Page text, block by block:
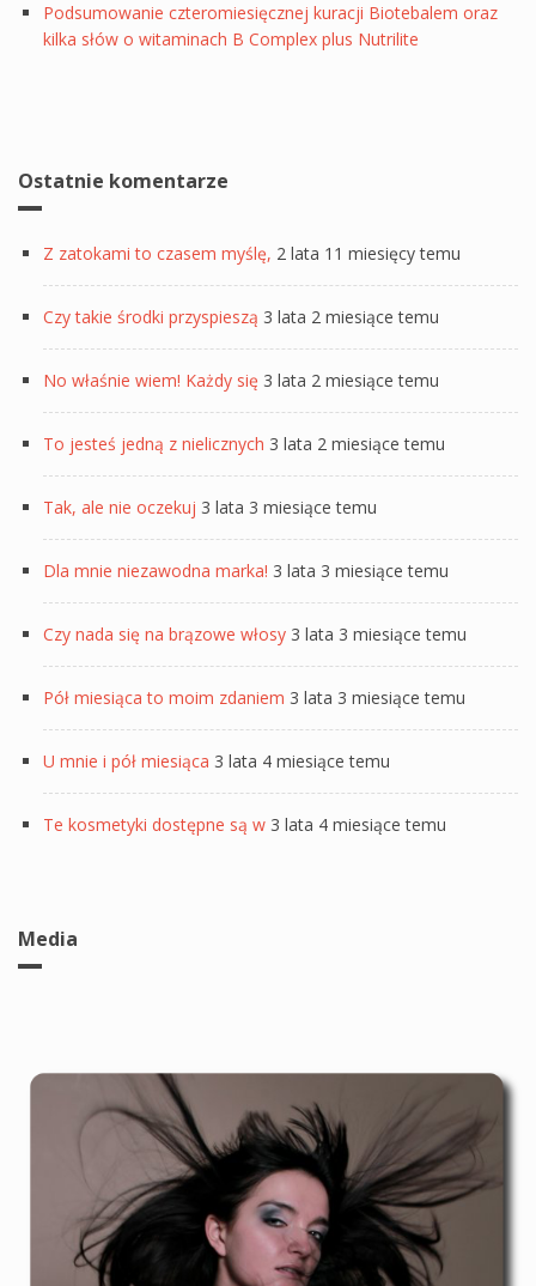
Podsumowanie czteromiesięcznej kuracji Biotebalem oraz
kilka słów o witaminach B Complex plus Nutrilite
Ostatnie komentarze
Z zatokami to czasem myślę, 2 lata 11 miesięcy temu
Czy takie środki przyspieszą 3 lata 2 miesiące temu
No właśnie wiem! Każdy się 3 lata 2 miesiące temu
To jesteś jedną z nielicznych 3 lata 2 miesiące temu
Tak, ale nie oczekuj 3 lata 3 miesiące temu
Dla mnie niezawodna marka! 3 lata 3 miesiące temu
Czy nada się na brązowe włosy 3 lata 3 miesiące temu
Pół miesiąca to moim zdaniem 3 lata 3 miesiące temu
U mnie i pół miesiąca 3 lata 4 miesiące temu
Te kosmetyki dostępne są w 3 lata 4 miesiące temu
Media